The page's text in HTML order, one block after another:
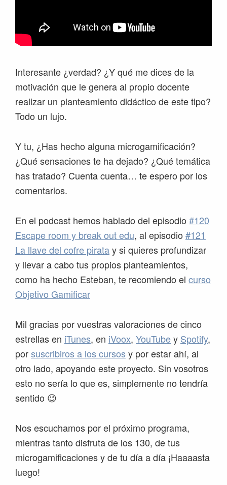
Interesante ¿verdad? ¿Y qué me dices de la
motivación que le genera al propio docente
realizar un planteamiento didáctico de este tipo?
Todo un lujo.
Y tu, ¿Has hecho alguna microgamificación?
¿Qué sensaciones te ha dejado? ¿Qué temática
has tratado? Cuenta cuenta… te espero por los
comentarios.
En el podcast hemos hablado del episodio #120
Escape room y break out edu, al episodio #121
La llave del cofre piratay si quieres profundizar
y llevar a cabo tus propios planteamientos,
como ha hecho Esteban, te recomiendo el curso
Objetivo Gamificar
Mil gracias por vuestras valoraciones de cinco
estrellas en iTunes, en iVoox, YouTubey Spotify,
porsuscribiros a los cursos y por estar ahí, al
otro lado, apoyando este proyecto. Sin vosotros
esto no sería lo que es, simplemente no tendría
sentido 😉
Nos escuchamos por el próximo programa,
mientras tanto disfruta de los 130, de tus
microgamificaciones y de tu día a día ¡Haaaasta
luego!